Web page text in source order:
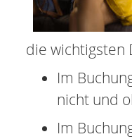
die wichtigsten
Im
nicht und
Im